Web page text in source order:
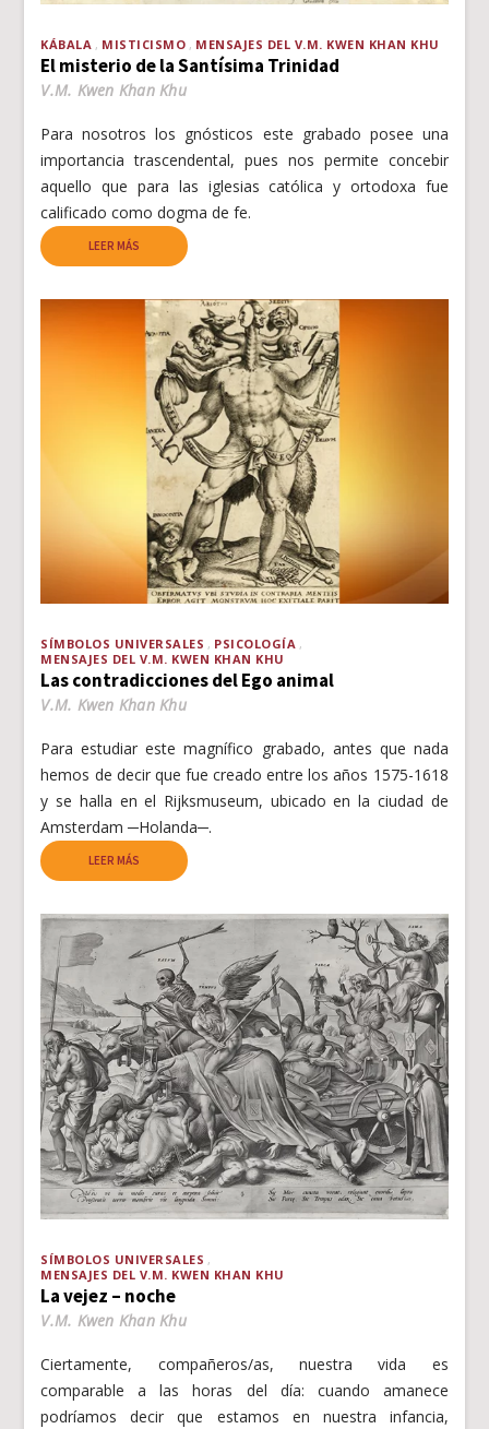
KÁBALA MISTICISMO MENSAJES DEL V.M. KWEN KHAN KHU
El misterio de la Santísima Trinidad
V.M. Kwen Khan Khu
Para nosotros los gnósticos este grabado posee una
importancia trascendental, pues nos permite concebir
aquello que para las iglesias católica y ortodoxa fue
calificado como dogma de fe.
LEER MÁS
SÍMBOLOS UNIVERSALES
PSICOLOGÍA
MENSAJES DEL V.M. KWEN KHAN KHU
Las contradicciones del Ego animal
V.M. Kwen Khan Khu
Para estudiar este magnífico grabado, antes que nada
hemos de decir que fue creado entre los años 1575-1618
y se halla en el Rijksmuseum, ubicado en la ciudad de
Amsterdam ─Holanda─.
LEER MÁS
SÍMBOLOS UNIVERSALES
MENSAJES DEL V.M. KWEN KHAN KHU
La vejez – noche
V.M. Kwen Khan Khu
Ciertamente, compañeros/as, nuestra vida es
comparable a las horas del día: cuando amanece
podríamos decir que estamos en nuestra infancia,